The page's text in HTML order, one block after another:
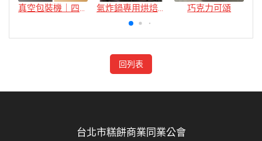
真空包裝機｜四款 氣炸鍋專用烘焙紙 巧克力可頌
回列表
台北市糕餅商業同業公會